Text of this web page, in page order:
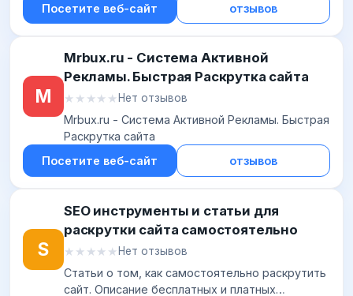
Посетите веб-сайт
отзывов
M
Mrbux.ru - Система Активной
Рекламы. Быстрая Раскрутка сайта
★★★★★
★★★★★ Нет отзывов
Mrbux.ru - Система Активной Рекламы. Быстрая
Раскрутка сайта
Посетите веб-сайт
отзывов
S
SEO инструменты и статьи для
раскрутки сайта самостоятельно
★★★★★
★★★★★Нет отзывов
Статьи о том, как самостоятельно раскрутить
сайт. Описание бесплатных и платных